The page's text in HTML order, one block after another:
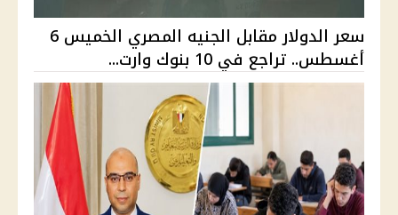
سعر الدولار مقابل الجنيه المصري الخميس 6
أغسطس.. تراجع في 10 بنوك وارت...